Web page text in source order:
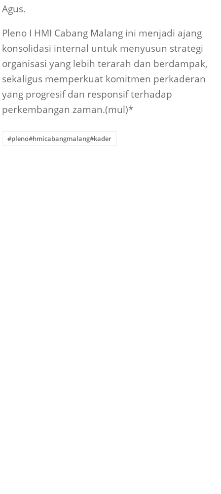
Agus.
Pleno I HMI Cabang Malang ini menjadi ajang
konsolidasi internal untuk menyusun strategi
organisasi yang lebih terarah dan berdampak,
sekaligus memperkuat komitmen perkaderan
yang progresif dan responsif terhadap
perkembangan zaman.(mul)*
#pleno#hmicabangmalang#kader